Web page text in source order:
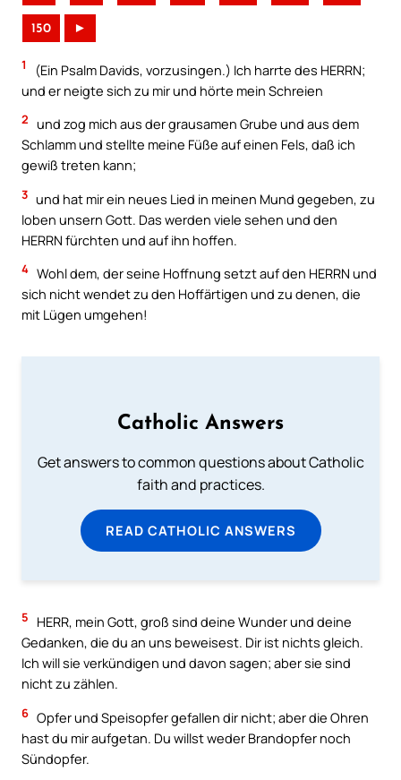
150 ►
1
(Ein Psalm Davids, vorzusingen.) Ich harrte des HERRN;
und er neigte sich zu mir und hörte mein Schreien
2 und zog mich aus der grausamen Grube und aus dem
Schlamm und stellte meine Füße auf einen Fels, daß ich
gewiß treten kann;
3 und hat mir ein neues Lied in meinen Mund gegeben, zu
loben unsern Gott. Das werden viele sehen und den
HERRN fürchten und auf ihn hoffen.
4 Wohl dem, der seine Hoffnung setzt auf den HERRN und
sich nicht wendet zu den Hoffärtigen und zu denen, die
mit Lügen umgehen!
Catholic Answers
Get answers to common questions about Catholic
faith and practices.
READ CATHOLIC ANSWERS
5
HERR, mein Gott, groß sind deine Wunder und deine
Gedanken, die du an uns beweisest. Dir ist nichts gleich.
Ich will sie verkündigen und davon sagen; aber sie sind
nicht zu zählen.
6 Opfer und Speisopfer gefallen dir nicht; aber die Ohren
hast du mir aufgetan. Du willst weder Brandopfer noch
Sündopfer.